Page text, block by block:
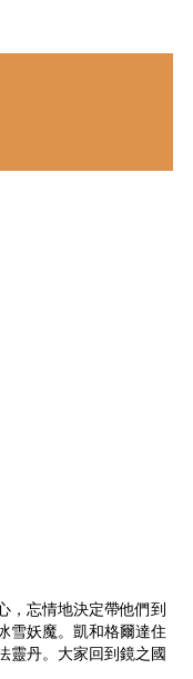
，忘情地決定帶他們到
雪妖魔。凱和格爾達住
靈丹。大家回到鏡之國